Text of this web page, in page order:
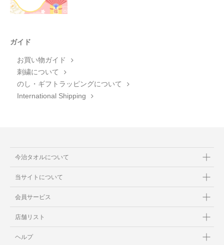
ガイド
お買い物ガイド
刺繍について
のし・ギフトラッピングについて
International Shipping
今治タオルについて
当サイトについて
会員サービス
店舗リスト
ヘルプ